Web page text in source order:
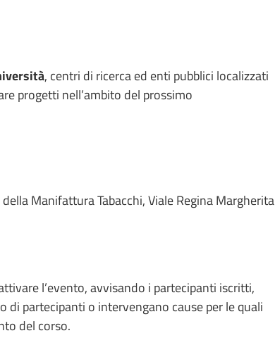
, centri di ricerca ed enti pubblici localizzati
progetti nell’ambito del prossimo
Manifattura Tabacchi, Viale Regina Margherita
l’evento, avvisando i partecipanti iscritti,
partecipanti o intervengano cause per le quali
del corso.